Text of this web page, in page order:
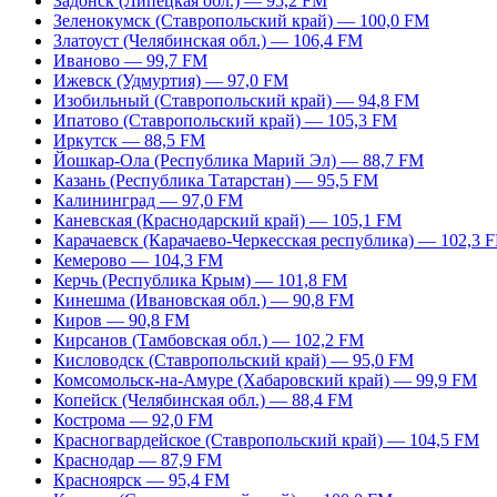
Зеленокумск (Ставропольский край) — 100,0 FM
Златоуст (Челябинская обл.) — 106,4 FM
Иваново — 99,7 FM
Ижевск (Удмуртия) — 97,0 FM
Изобильный (Ставропольский край) — 94,8 FM
Ипатово (Ставропольский край) — 105,3 FM
Иркутск — 88,5 FM
Йошкар-Ола (Республика Марий Эл) — 88,7 FM
Казань (Республика Татарстан) — 95,5 FM
Калининград — 97,0 FM
Каневская (Краснодарский край) — 105,1 FM
Карачаевск (Карачаево-Черкесская республика) — 102,3
Кемерово — 104,3 FM
Керчь (Республика Крым) — 101,8 FM
Кинешма (Ивановская обл.) — 90,8 FM
Киров — 90,8 FM
Кирсанов (Тамбовская обл.) — 102,2 FM
Кисловодск (Ставропольский край) — 95,0 FM
Комсомольск-на-Амуре (Хабаровский край) — 99,9 FM
Копейск (Челябинская обл.) — 88,4 FM
Кострома — 92,0 FM
Красногвардейское (Ставропольский край) — 104,5 FM
Краснодар — 87,9 FM
Красноярск — 95,4 FM